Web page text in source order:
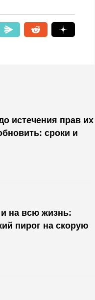
истечения прав их
сроки и
на всю жизнь:
пирог на скорую